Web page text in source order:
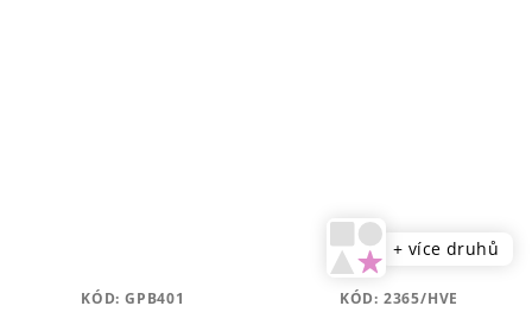
KÓD:GPB401
+ více druhů
KÓD: 2365/HVE